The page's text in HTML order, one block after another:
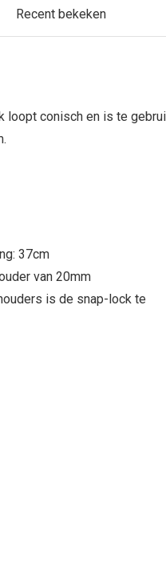
Recent bekeken
loopt conisch en is te
37cm
van 20mm
is de snap-lock te